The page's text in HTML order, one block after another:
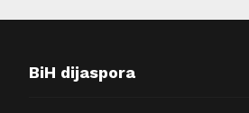
BiH dijaspora